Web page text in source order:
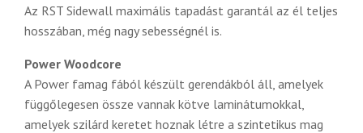
Az RST Sidewall maximális tapadást garantál az él teljes
hosszában, még nagy sebességnél is.
Power Woodcore
A Power famag fából készült gerendákból áll, amelyek
függőlegesen össze vannak kötve laminátumokkal,
amelyek szilárd keretet hoznak létre a szintetikus mag